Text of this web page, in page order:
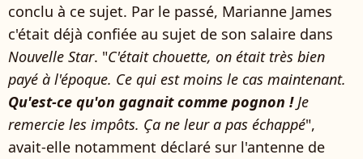
conclu à ce sujet. Par le passé, Marianne James
c'était déjà confiée au sujet de son salaire dans
Nouvelle Star. "C'était chouette, on était très bien
payé à l'époque. Ce qui est moins le cas maintenant.
Qu'est-ce qu'on gagnait comme pognon !Je
remercie les impôts. Ça ne leur a pas échappé",
avait-elle notamment déclaré sur l'antenne de